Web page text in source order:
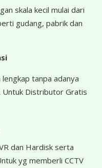
skala kecil mulai dari
gudang, pabrik dan
tanpa adanya
Untuk Distributor Gratis
dan Hardisk serta
yg memberli CCTV